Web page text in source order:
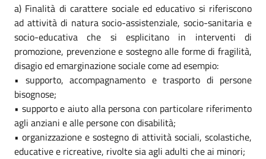
a) Finalità di carattere sociale ed educativo si riferiscono
ad attività di natura socio-assistenziale, socio-sanitaria e
socio-educativa che si esplicitano in interventi di
promozione, prevenzione e sostegno alle forme di fragilità,
disagio ed emarginazione sociale come ad esempio:
• supporto, accompagnamento e trasporto di persone
bisognose;
• supporto e aiuto alla persona con particolare riferimento
agli anziani e alle persone con disabilità;
• organizzazione e sostegno di attività sociali, scolastiche,
educative e ricreative, rivolte sia agli adulti che ai minori;